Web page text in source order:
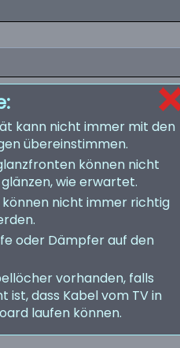
kann nicht immer mit den
übereinstimmen.
können nicht
wie erwartet.
können nicht immer richtig
oder Dämpfer auf den
vorhanden, falls
ist, dass Kabel vom TV in
laufen können.